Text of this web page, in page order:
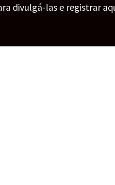
divulgá-las e registrar